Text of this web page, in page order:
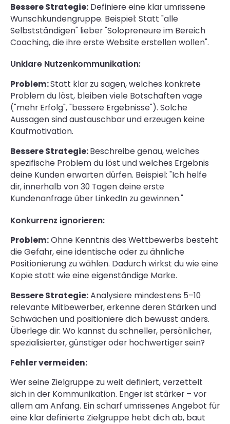
Bessere Strategie:Definiere eine klar umrissene
Wunschkundengruppe. Beispiel: Statt "alle
Selbstständigen" lieber "Solopreneure im Bereich
Coaching, die ihre erste Website erstellen wollen".
Unklare Nutzenkommunikation:
Problem:Statt klar zu sagen, welches konkrete
Problem du löst, bleiben viele Botschaften vage
("mehr Erfolg", "bessere Ergebnisse"). Solche
Aussagen sind austauschbar und erzeugen keine
Kaufmotivation.
Bessere Strategie:Beschreibe genau, welches
spezifische Problem du löst und welches Ergebnis
deine Kunden erwarten dürfen. Beispiel: "Ich helfe
dir, innerhalb von 30 Tagen deine erste
Kundenanfrage über LinkedIn zu gewinnen."
Konkurrenz ignorieren:
Problem:Ohne Kenntnis des Wettbewerbs besteht
die Gefahr, eine identische oder zu ähnliche
Positionierung zu wählen. Dadurch wirkst du wie eine
Kopie statt wie eine eigenständige Marke.
Bessere Strategie:Analysiere mindestens 5–10
relevante Mitbewerber, erkenne deren Stärken und
Schwächen und positioniere dich bewusst anders.
Überlege dir: Wo kannst du schneller, persönlicher,
spezialisierter, günstiger oder hochwertiger sein?
Fehler vermeiden:
Wer seine Zielgruppe zu weit definiert, verzettelt
sich in der Kommunikation. Enger ist stärker – vor
allem am Anfang. Ein scharf umrissenes Angebot für
eine klar definierte Zielgruppe hebt dich ab, baut